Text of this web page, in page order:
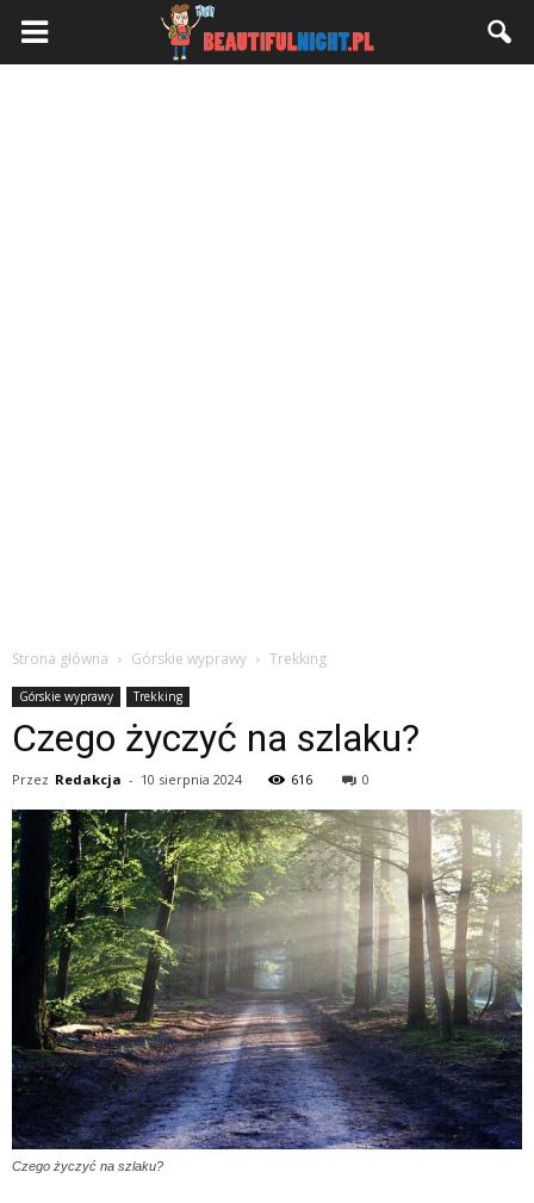
Strona główna Górskie wyprawy Trekking
Górskie wyprawy Trekking
Czego życzyć na szlaku?
Przez Redakcja - 10 sierpnia 2024 616 0
Czego życzyć na szlaku?